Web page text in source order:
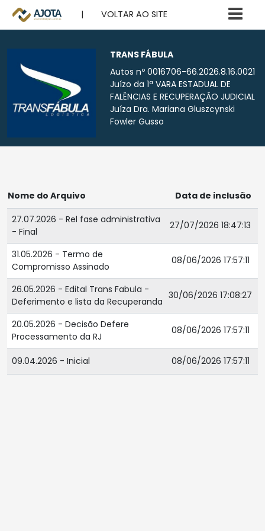
| VOLTAR AO SITE
TRANS FÁBULA
Autos nº 0016706-66.2026.8.16.0021
Juízo da 1ª VARA ESTADUAL DE
FALÊNCIAS E RECUPERAÇÃO JUDICIAL
Juíza Dra. Mariana Gluszcynski
Fowler Gusso
Nome do Arquivo
Data de inclusão
27.07.2026 - Rel fase administrativa
- Final
27/07/2026 18:47:13
31.05.2026 - Termo de
Compromisso Assinado
08/06/2026 17:57:11
26.05.2026 - Edital Trans Fabula -
Deferimento e lista da Recuperanda
30/06/2026 17:08:27
20.05.2026 - Decisão Defere
Processamento da RJ
08/06/2026 17:57:11
09.04.2026 - Inicial 08/06/2026 17:57:11